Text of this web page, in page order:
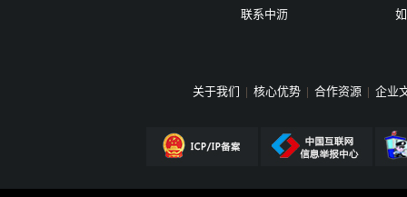
联系中沥
关于我们 | 核心优势 | 合作资源 | 企业